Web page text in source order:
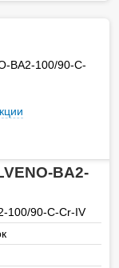
BA2-100/90-C-
BA2-
100/90-C-Cr-IV